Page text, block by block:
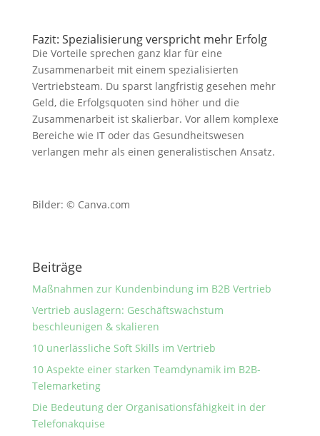
Fazit: Spezialisierung verspricht mehr Erfolg
Die Vorteile sprechen ganz klar für eine
Zusammenarbeit mit einem spezialisierten
Vertriebsteam. Du sparst langfristig gesehen mehr
Geld, die Erfolgsquoten sind höher und die
Zusammenarbeit ist skalierbar. Vor allem komplexe
Bereiche wie IT oder das Gesundheitswesen
verlangen mehr als einen generalistischen Ansatz.
Bilder: © Canva.com
Beiträge
Maßnahmen zur Kundenbindung im B2B Vertrieb
Vertrieb auslagern: Geschäftswachstum
beschleunigen & skalieren
10 unerlässliche Soft Skills im Vertrieb
10 Aspekte einer starken Teamdynamik im B2B-
Telemarketing
Die Bedeutung der Organisationsfähigkeit in der
Telefonakquise